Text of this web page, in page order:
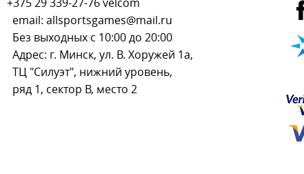
email: allsportsgames@mail.ru
Без выходных с 10:00 до 20:00
Адрес: г. Минск, ул. В. Хоружей 1а,
ТЦ "Силуэт", нижний уровень,
ряд 1, сектор В, место 2